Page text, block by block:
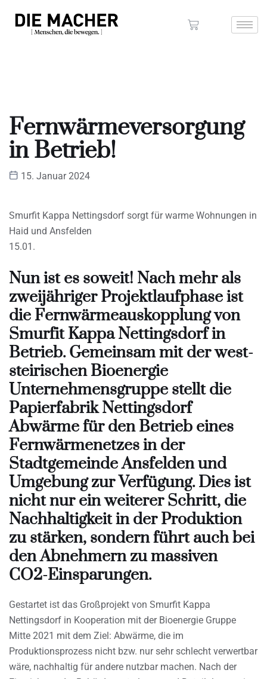
Fernwärmeversorgung
in Betrieb!
15. Januar 2024
Smurfit Kappa Nettingsdorf sorgt für warme Wohnungen in
Haid und Ansfelden
15.01.
Nun ist es soweit! Nach mehr als
zweijähriger Projektlaufphase ist
die Fernwärmeauskopplung von
Smurfit Kappa Nettingsdorf in
Betrieb. Gemeinsam mit der west-
steirischen Bioenergie
Unternehmensgruppe stellt die
Papierfabrik Nettingsdorf
Abwärme für den Betrieb eines
Fernwärmenetzes in der
Stadtgemeinde Ansfelden und
Umgebung zur Verfügung. Dies ist
nicht nur ein weiterer Schritt, die
Nachhaltigkeit in der Produktion
zu stärken, sondern führt auch bei
den Abnehmern zu massiven
CO2-Einsparungen.
Gestartet ist das Großprojekt von Smurfit Kappa
Nettingsdorf in Kooperation mit der Bioenergie Gruppe
Mitte 2021 mit dem Ziel: Abwärme, die im
Produktionsprozess nicht bzw. nur sehr schlecht verwertbar
wäre, nachhaltig für andere nutzbar machen. Nach der